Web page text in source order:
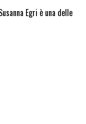
Egri è una delle